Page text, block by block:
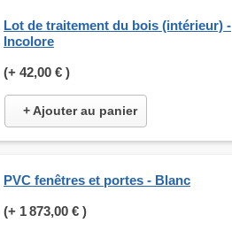
Lot de traitement du bois (intérieur) -
Incolore
(+ 42,00 € )
+ Ajouter au panier
PVC fenêtres et portes - Blanc
(+ 1 873,00 € )